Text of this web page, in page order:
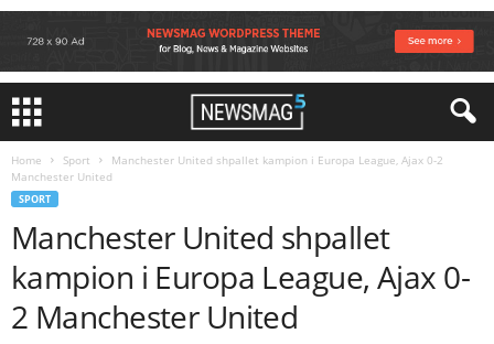
Home Sport
Manchester United shpallet kampion i Europa League, Ajax 0-2
Manchester United
SPORT
Manchester United shpallet
kampion i Europa League, Ajax 0-
2 Manchester United